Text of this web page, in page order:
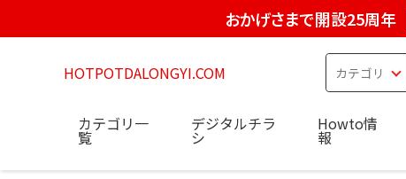
おかげさまで開設25周年
HOTPOTDALONGYI.COM
カテゴリ一
覧
デジタルチラ
シ
Howto情
報